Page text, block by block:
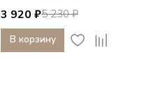
5 230 ₽
3 920 ₽
В корзину